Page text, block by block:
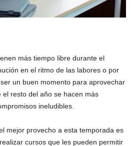
más tiempo libre durante el
en el ritmo de las labores o por
un buen momento para aprovechar
resto del año se hacen más
ineludibles.
mejor provecho a esta temporada es
cursos que les pueden permitir